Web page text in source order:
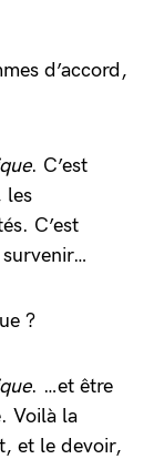
d’accord,
. C’est
les
C’est
?
. …et être
Voilà la
et le devoir,